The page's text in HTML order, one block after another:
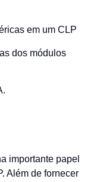
dos módulos
importante papel
Além de fornecer